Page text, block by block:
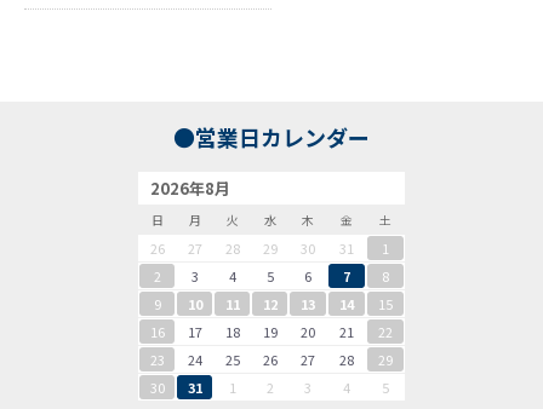
●営業日カレンダー
2026年8月
日 月 火 水 木 金 土
26 27 28 29 30 31
1
2
3 4 5 6 7
8
9
10 11 12 13 14
15
16
17 18 19 20 21
22
23
24 25 26 27 28
29
30
31 1 2 3 4 5